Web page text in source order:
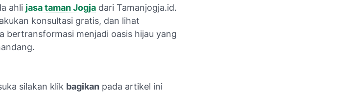
ahli jasa taman Jogja dari Tamanjogja.id.
konsultasi gratis, dan lihat
bertransformasi menjadi oasis hijau yang
silakan klik bagikan pada artikel ini